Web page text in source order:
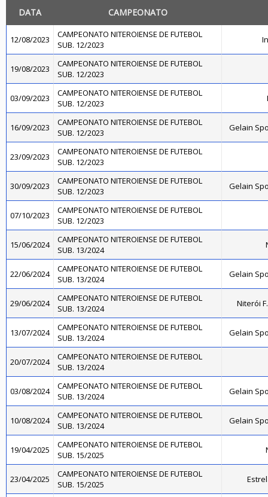
DATA CAMPEONATO
12/08/2023
CAMPEONATO NITEROIENSE DE FUTEBOL
SUB. 12/2023
19/08/2023
CAMPEONATO NITEROIENSE DE FUTEBOL
SUB. 12/2023
03/09/2023
CAMPEONATO NITEROIENSE DE FUTEBOL
SUB. 12/2023
16/09/2023
CAMPEONATO NITEROIENSE DE FUTEBOL
SUB. 12/2023
Gelain
23/09/2023
CAMPEONATO NITEROIENSE DE FUTEBOL
SUB. 12/2023
30/09/2023
CAMPEONATO NITEROIENSE DE FUTEBOL
SUB. 12/2023
Gelain
07/10/2023
CAMPEONATO NITEROIENSE DE FUTEBOL
SUB. 12/2023
15/06/2024
CAMPEONATO NITEROIENSE DE FUTEBOL
SUB. 13/2024
22/06/2024
CAMPEONATO NITEROIENSE DE FUTEBOL
SUB. 13/2024
Gelain
29/06/2024
CAMPEONATO NITEROIENSE DE FUTEBOL
SUB. 13/2024
Niterói
13/07/2024
CAMPEONATO NITEROIENSE DE FUTEBOL
SUB. 13/2024
Gelain
20/07/2024
CAMPEONATO NITEROIENSE DE FUTEBOL
SUB. 13/2024
03/08/2024
CAMPEONATO NITEROIENSE DE FUTEBOL
SUB. 13/2024
Gelain
10/08/2024
CAMPEONATO NITEROIENSE DE FUTEBOL
SUB. 13/2024
Gelain
19/04/2025
CAMPEONATO NITEROIENSE DE FUTEBOL
SUB. 15/2025
23/04/2025
CAMPEONATO NITEROIENSE DE FUTEBOL
SUB. 15/2025